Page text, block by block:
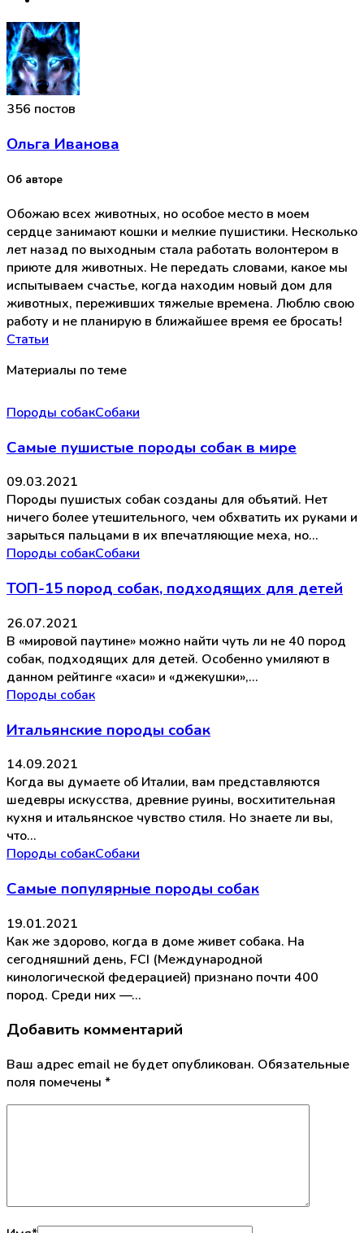
356 постов
Ольга Иванова
Об авторе
Обожаю всех животных, но особое место в моем
сердце занимают кошки и мелкие пушистики. Несколько
лет назад по выходным стала работать волонтером в
приюте для животных. Не передать словами, какое мы
испытываем счастье, когда находим новый дом для
животных, переживших тяжелые времена. Люблю свою
работу и не планирую в ближайшее время ее бросать!
Статьи
Материалы по теме
Породы собакСобаки
Самые пушистые породы собак в мире
09.03.2021
Породы пушистых собак созданы для объятий. Нет
ничего более утешительного, чем обхватить их руками и
зарыться пальцами в их впечатляющие меха, но…
Породы собакСобаки
ТОП-15 пород собак, подходящих для детей
26.07.2021
В «мировой паутине» можно найти чуть ли не 40 пород
собак, подходящих для детей. Особенно умиляют в
данном рейтинге «хаси» и «джекушки»,…
Породы собак
Итальянские породы собак
14.09.2021
Когда вы думаете об Италии, вам представляются
шедевры искусства, древние руины, восхитительная
кухня и итальянское чувство стиля. Но знаете ли вы,
что…
Породы собакСобаки
Самые популярные породы собак
19.01.2021
Как же здорово, когда в доме живет собака. На
сегодняшний день, FCI (Международной
кинологической федерацией) признано почти 400
пород. Среди них —…
Добавить комментарий
Ваш адрес email не будет опубликован. Обязательные
поля помечены *